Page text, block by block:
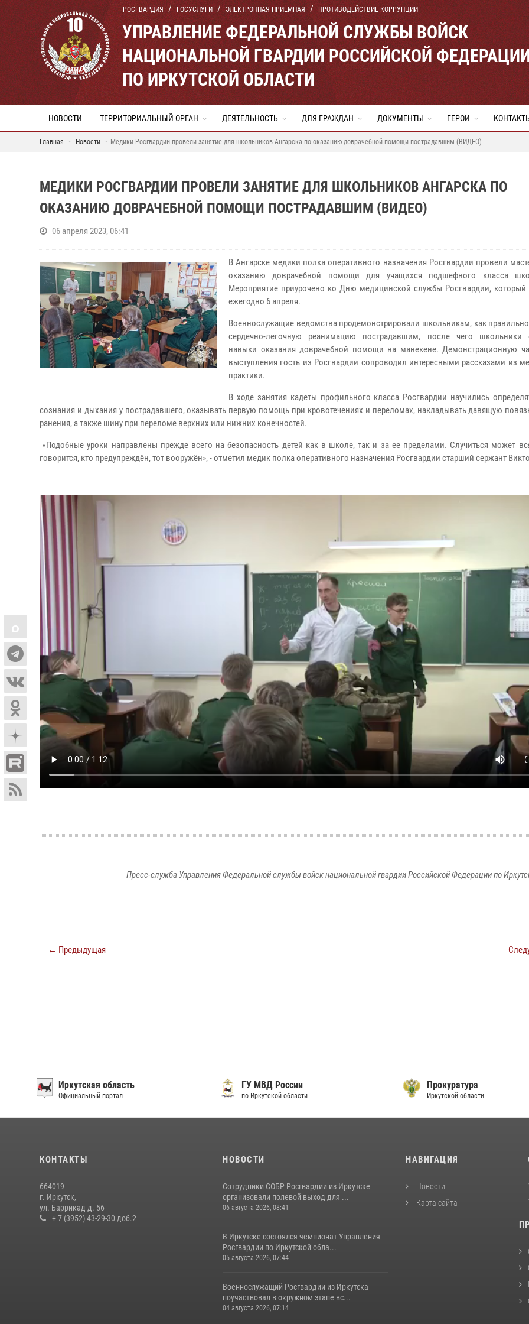
РОСГВАРДИЯ ГОСУСЛУГИ ЭЛЕКТРОННАЯ ПРИЕМНАЯ ПРОТИВОДЕЙСТВИЕ КОРРУПЦИИ
УПРАВЛЕНИЕ ФЕДЕРАЛЬНОЙ СЛУЖБЫ ВОЙСК
НАЦИОНАЛЬНОЙ ГВАРДИИ РОССИЙСКОЙ
ПО ИРКУТСКОЙ ОБЛАСТИ
НОВОСТИ ТЕРРИТОРИАЛЬНЫЙ ОРГАН ДЕЯТЕЛЬНОСТЬ ДЛЯ ГРАЖДАН ДОКУМЕНТЫ ГЕРОИ
Главная Новости Медики Росгвардии провели занятие для школьников Ангарска по оказанию доврачебной помощи пострадавшим (ВИДЕО)
МЕДИКИ РОСГВАРДИИ ПРОВЕЛИ ЗАНЯТИЕ ДЛЯ ШКОЛЬНИКОВ АНГАРСКА ПО
ОКАЗАНИЮ ДОВРАЧЕБНОЙ ПОМОЩИ ПОСТРАДАВШИМ (ВИДЕО)
06 апреля 2023, 06:41
В Ангарске медики полка оперативного назначения Росгвардии провели
оказанию доврачебной помощи для учащихся подшефного класса
Мероприятие приурочено ко Дню медицинской службы Росгвардии, который
ежегодно 6 апреля.
Военнослужащие ведомства продемонстрировали школьникам, как
сердечно-легочную реанимацию пострадавшим, после чего школьники
навыки оказания доврачебной помощи на манекене. Демонстрационную
выступления гость из Росгвардии сопроводил интересными рассказами из
практики.
В ходе занятия кадеты профильного класса Росгвардии научились
сознания и дыхания у пострадавшего, оказывать первую помощь при кровотечениях и переломах, накладывать давящую
ранения, а также шину при переломе верхних или нижних конечностей.
«Подобные уроки направлены прежде всего на безопасность детей как в школе, так и за ее пределами. Случиться может
говорится, кто предупреждён, тот вооружён», - отметил медик полка оперативного назначения Росгвардии старший сержант
Пресс-служба Управления Федеральной службы войск национальной гвардии Российской Федерации по
← Предыдущая
Иркутская область
Официальный портал
ГУ МВД России
по Иркутской области
Прокуратура
Иркутской области
КОНТАКТЫ
664019
г. Иркутск,
ул. Баррикад д. 56
+ 7 (3952) 43-29-30 доб.2
НОВОСТИ
Сотрудники СОБР Росгвардии из Иркутске
организовали полевой выход для ...
06 августа 2026, 08:41
В Иркутске состоялся чемпионат Управления
Росгвардии по Иркутской обла...
05 августа 2026, 07:44
Военнослужащий Росгвардии из Иркутска
поучаствовал в окружном этапе вс...
04 августа 2026, 07:14
НАВИГАЦИЯ
Новости
Карта сайта